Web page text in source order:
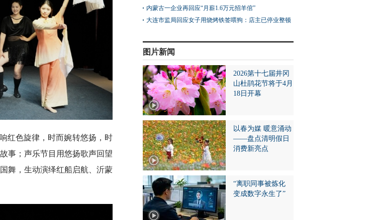
红色旋律，时而婉转悠扬，时
事；声乐节目用悠扬歌声回望
舞，生动演绎红船启航、沂蒙
内蒙古一企业再回应“月薪1.6万元招羊倌”
大连市监局回应女子用烧烤铁签喂狗：店主已停业整顿
图片新闻
2026第十七届井冈
山杜鹃花节将于4月
18日开幕
以春为媒 暖意涌动
——盘点清明假日
消费新亮点
“离职同事被炼化
变成数字永生了”